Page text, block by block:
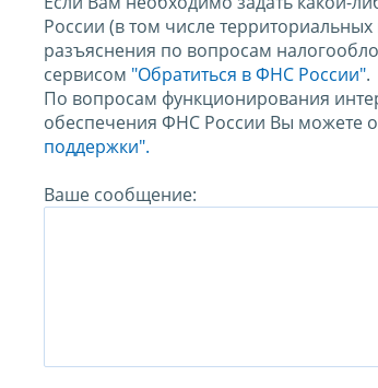
России (в том числе
разъяснения по вопросам
сервисом "Обратиться в ФНС России".
По вопросам функционирования
обеспечения ФНС России Вы можете
поддержки".
Ваше сообщение: